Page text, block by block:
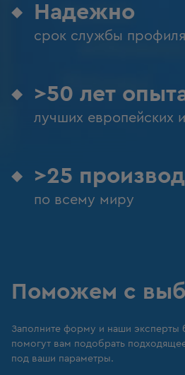
Надежно
срок службы
>50 лет
лучших европейских
>25
по всему миру
Поможем с
Заполните форму и наши эксперты
помогут вам подобрать
под ваши параметры.